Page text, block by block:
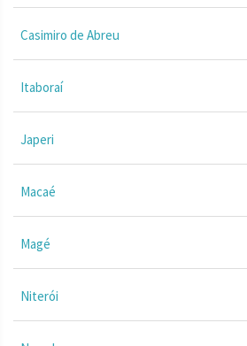
Casimiro de Abreu
Itaboraí
Japeri
Macaé
Magé
Niterói